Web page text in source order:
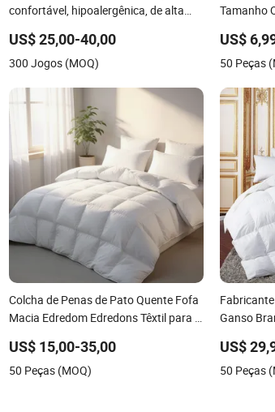
confortável, hipoalergênica, de alta
fresca para o verão
US$ 25,00-40,00
300 Jogos (MOQ)
Tamanho
Atacado
US$
50 Peças
Colcha de Penas de Pato Quente Fofa
Macia Edredom Edredons Têxtil para o
US$ 15,00-35,00
50 Peças (MOQ)
Ganso
US$
50 Peças